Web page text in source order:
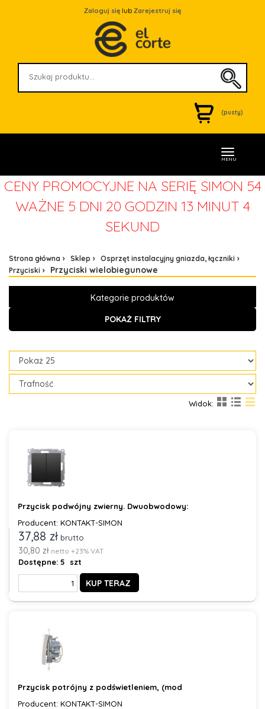
Zaloguj się lub Zarejestruj się
(pusty)
MENU
CENY PROMOCYJNE NA SERIĘ SIMON 54
WAŻNE 5 DNI 20 GODZIN 13 MINUT 4
SEKUND
Strona główna Sklep
Osprzęt instalacyjny gniazda, łączniki
Przyciski
Przyciski wielobiegunowe
Kategorie produktów
POKAŻ FILTRY
Widok:
Przycisk podwójny zwierny. Dwuobwodowy:
Producent: KONTAKT-SIMON
37,88 zł brutto
30,80 zł netto +23% VAT
Dostępne: 5 szt
KUP TERAZ
Przycisk potrójny z podświetleniem, (mod
Producent: KONTAKT-SIMON